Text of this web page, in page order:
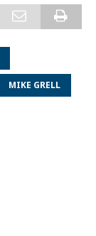
MIKE GRELL